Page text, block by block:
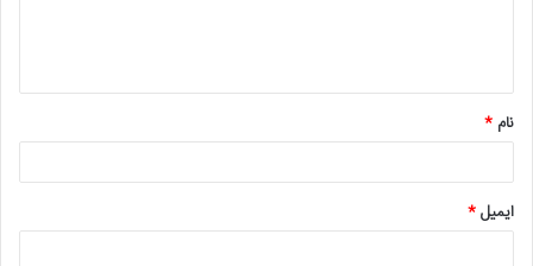
*
نام *
ایمیل*